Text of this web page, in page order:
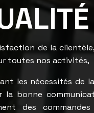
de la
toutes nos activités,
les nécessités de
la bonne
des